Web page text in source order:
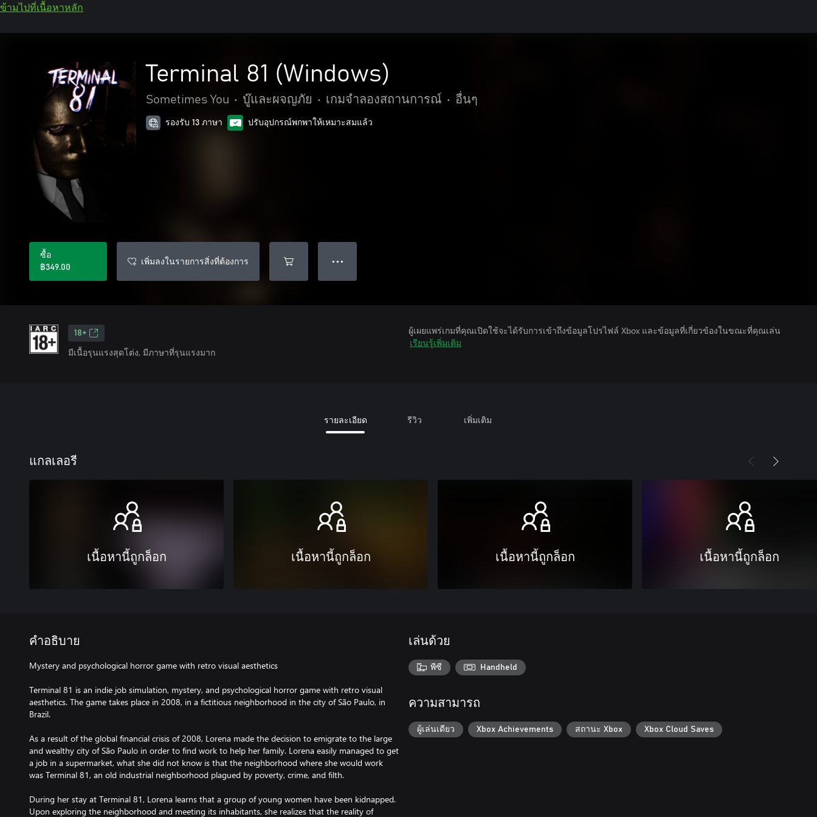
ข้ามไปที่เนื้อหาหลัก
Terminal 81 (Windows)
Sometimes You • บู๊และผจญภัย • เกมจำลองสถานการณ์ • อื่นๆ
รองรับ 13 ภาษา ปรับอุปกรณ์พกพาให้เหมาะสมแล้ว
ซื้อ
฿349.00
เพิ่มลงในรายการสิ่งที่ต้องการ ● ● ●
18+
มีเนื้อรุนแรงสุดโต่ง, มีภาษาที่รุนแรงมาก
ผู้เผยแพร่เกมที่คุณเปิดใช้จะได้รับการเข้าถึงข้อมูลโปรไฟล์ Xbox และข้อมูลที่เกี่ยวข้องในขณะที่คุณเล่น
เรียนรู้เพิ่มเติม
รายละเอียด รีวิว เพิ่มเติม
แกลเลอรี
เนื้อหานี้ถูกล็อก เนื้อหานี้ถูกล็อก เนื้อหานี้ถูกล็อก เนื้อหานี้ถูกล็อก
คำอธิบาย
Mystery and psychological horror game with retro visual aesthetics
Terminal 81 is an indie job simulation, mystery, and psychological horror game with retro visual
aesthetics. The game takes place in 2008, in a fictitious neighborhood in the city of São Paulo, in
Brazil.
As a result of the global financial crisis of 2008, Lorena made the decision to emigrate to the large
and wealthy city of São Paulo in order to find work to help her family. Lorena easily managed to get
a job in a supermarket, what she did not know is that the neighborhood where she would work
was Terminal 81, an old industrial neighborhood plagued by poverty, crime, and filth.
During her stay at Terminal 81, Lorena learns that a group of young women have been kidnapped.
Upon exploring the neighborhood and meeting its inhabitants, she realizes that the reality of
เล่นด้วย
พีซี Handheld
ความสามารถ
ผู้เล่นเดียว Xbox Achievements สถานะ Xbox Xbox Cloud Saves